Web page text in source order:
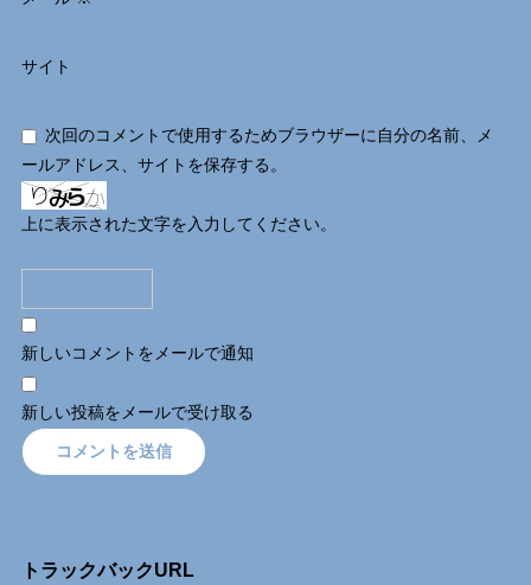
サイト
次回のコメントで使用するためブラウザーに自分の名前、メ
ールアドレス、サイトを保存する。
上に表示された文字を入力してください。
新しいコメントをメールで通知
新しい投稿をメールで受け取る
トラックバックURL